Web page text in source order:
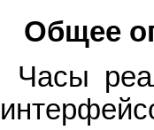
Общее
Часы